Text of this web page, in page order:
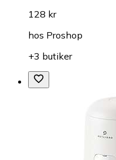
128 kr
hos Proshop
+3 butiker